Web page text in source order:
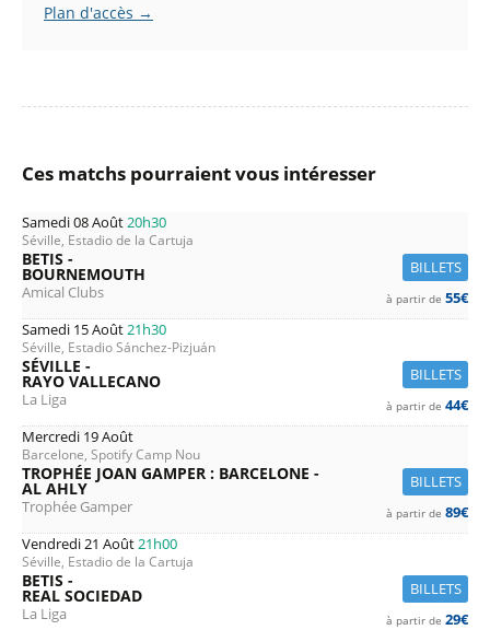
Plan d'accès →
Ces matchs pourraient vous intéresser
Samedi 08 Août20h30
Séville, Estadio de la Cartuja
BILLETS
BETIS -
BOURNEMOUTH
Amical Clubs à partir de 55€
Samedi 15 Août21h30
Séville, Estadio Sánchez-Pizjuán
BILLETS
SÉVILLE -
RAYO VALLECANO
La Liga à partir de 44€
Mercredi 19 Août
Barcelone, Spotify Camp Nou
BILLETS
TROPHÉE JOAN GAMPER : BARCELONE -
AL AHLY
Trophée Gamper à partir de 89€
Vendredi 21 Août21h00
Séville, Estadio de la Cartuja
BILLETS
BETIS -
REAL SOCIEDAD
La Liga à partir de 29€